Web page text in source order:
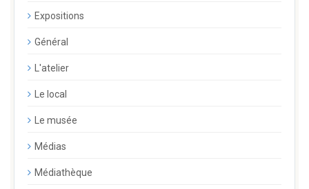
Expositions
Général
L'atelier
Le local
Le musée
Médias
Médiathèque